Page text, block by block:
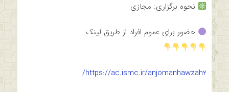
نحوه برگزاری: مجازی
حضور برای عموم افراد از طریق لینک
https://ac.ismc.ir/anjomanhawzah2/